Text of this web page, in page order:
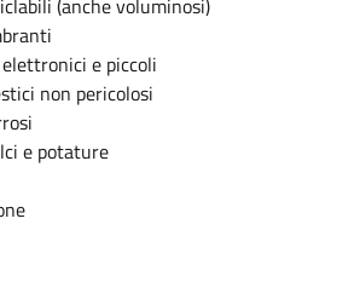
e piccoli
non pericolosi
e potature